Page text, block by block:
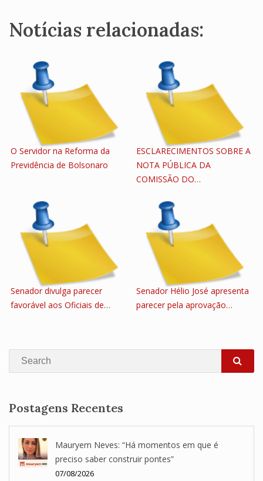
Notícias relacionadas:
O Servidor na Reforma da
Previdência de Bolsonaro
ESCLARECIMENTOS SOBRE A
NOTA PÚBLICA DA
COMISSÃO DO…
Senador divulga parecer
favorável aos Oficiais de…
Senador Hélio José apresenta
parecer pela aprovação…
Search
Postagens Recentes
Mauryem Neves: “Há momentos em que é
preciso saber construir pontes”
07/08/2026